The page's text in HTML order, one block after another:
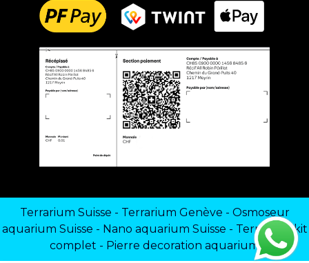
Terrarium Suisse - Terrarium Genève - Osmoseur
aquarium Suisse - Nano aquarium Suisse - Terrarium kit
complet - Pierre decoration aquarium